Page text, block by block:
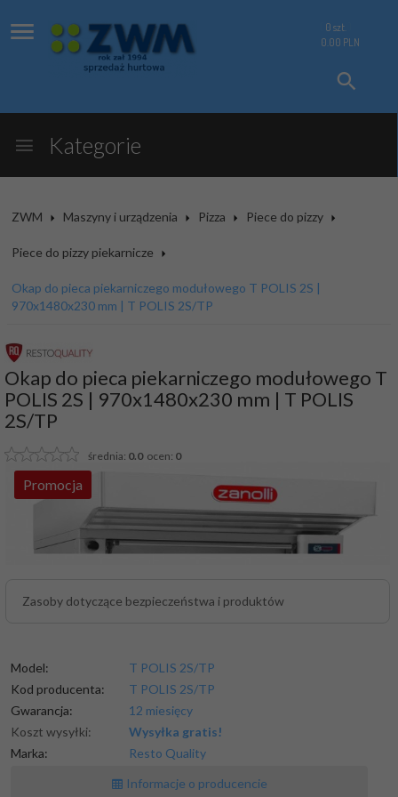
0 szt.
0.00 PLN
Kategorie
ZWM Maszyny i urządzenia Pizza Piece do pizzy
Piece do pizzy piekarnicze
Okap do pieca piekarniczego modułowego T POLIS 2S |
970x1480x230 mm | T POLIS 2S/TP
Okap do pieca piekarniczego modułowego T
POLIS 2S | 970x1480x230 mm | T POLIS
2S/TP
średnia: 0.0ocen: 0
Promocja
Zasoby dotyczące bezpieczeństwa i produktów
Model:
T POLIS 2S/TP
Kod producenta:
T POLIS 2S/TP
Gwarancja:
12 miesięcy
Koszt wysyłki:
Wysyłka gratis!
Marka:
Resto Quality
Informacje o producencie